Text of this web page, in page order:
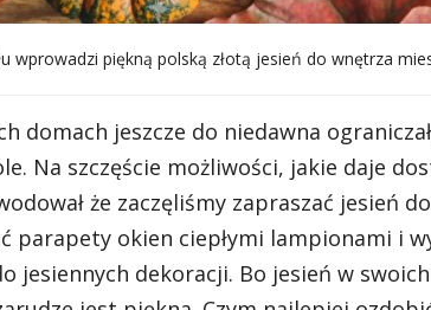
wprowadzi piękną polską złotą jesień do wnętrza
domach jeszcze do niedawna
Na szczęście możliwości, jakie daje
że zaczęliśmy zapraszać jesień
parapety okien ciepłymi lampionami i
jesiennych dekoracji. Bo jesień w